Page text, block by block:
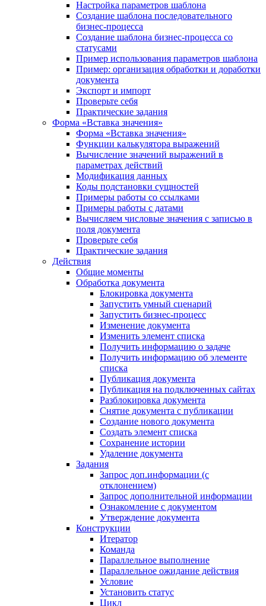
Настройка параметров шаблона
Создание шаблона последовательного
бизнес-процесса
Создание шаблона бизнес-процесса со
статусами
Пример использования параметров шаблона
Пример: организация обработки и доработки
документа
Экспорт и импорт
Проверьте себя
Практические задания
Форма «Вставка значения»
Форма «Вставка значения»
Функции калькулятора выражений
Вычисление значений выражений в
параметрах действий
Модификация данных
Коды подстановки сущностей
Примеры работы со ссылками
Примеры работы с датами
Вычисляем числовые значения с записью в
поля документа
Проверьте себя
Практические задания
Действия
Общие моменты
Обработка документа
Блокировка документа
Запустить умный сценарий
Запустить бизнес-процесс
Изменение документа
Изменить элемент списка
Получить информацию о задаче
Получить информацию об элементе
списка
Публикация документа
Публикация на подключенных сайтах
Разблокировка документа
Снятие документа с публикации
Создание нового документа
Создать элемент списка
Сохранение истории
Удаление документа
Задания
Запрос доп.информации (с
отклонением)
Запрос дополнительной информации
Ознакомление с документом
Утверждение документа
Конструкции
Итератор
Команда
Параллельное выполнение
Параллельное ожидание действия
Условие
Установить статус
Цикл